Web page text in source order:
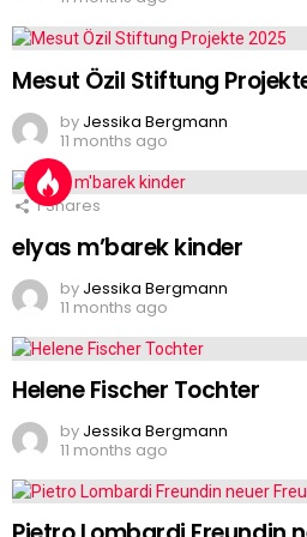
Mesut Özil Stiftung
by Jessika Bergmann
11 months ago
1 Shares
elyas m’barek kinder
by Jessika Bergmann
11 months ago
Helene Fischer Tochter
by Jessika Bergmann
11 months ago